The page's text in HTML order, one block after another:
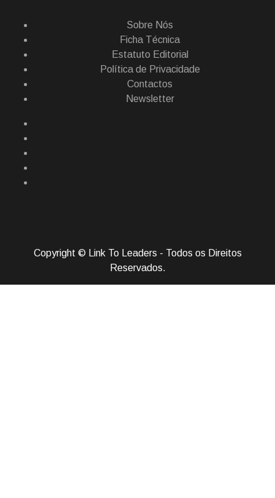
Sobre Nós
Ficha Técnica
Estatuto Editorial
Política de Privacidade
Contactos
Newsletter
Copyright © Link To Leaders - Todos os Direitos
Reservados.